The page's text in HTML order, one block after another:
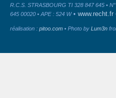
R.C.S. STRASBOURG TI 328 847 645 •
645 00020 • APE : 524 W• www.recht.fr
réalisation : pitoo.com • Photo by Lum3n